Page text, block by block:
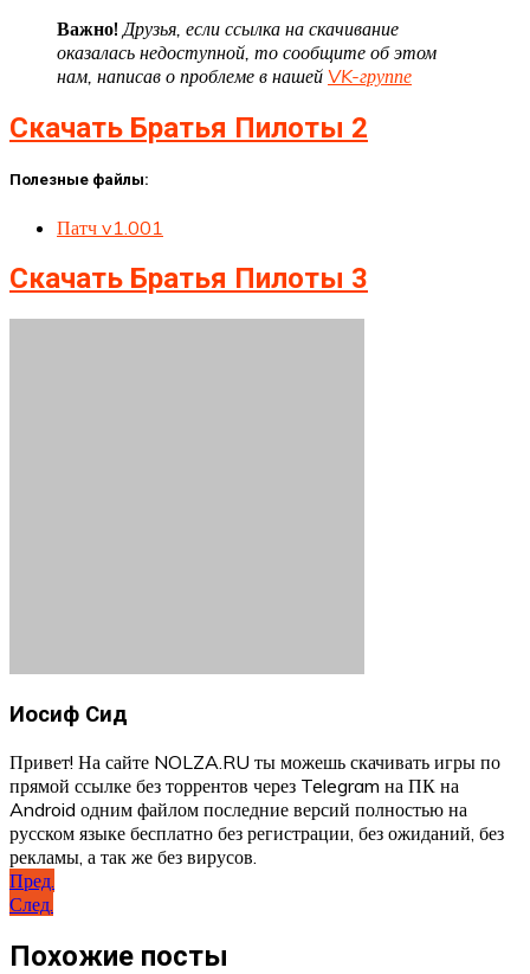
Важно!Друзья, если ссылка на скачивание
оказалась недоступной, то сообщите об этом
нам, написав о проблеме в нашей VK-группе
Скачать Братья Пилоты 2
Полезные файлы:
Патч v1.001
Скачать Братья Пилоты 3
Иосиф Сид
Привет! На сайте NOLZA.RU ты можешь скачивать игры по
прямой ссылке без торрентов через Telegram на ПК на
Android одним файлом последние версий полностью на
русском языке бесплатно без регистрации, без ожиданий, без
рекламы, а так же без вирусов.
Навигация
по
записям
Пред.
След.
Похожие посты